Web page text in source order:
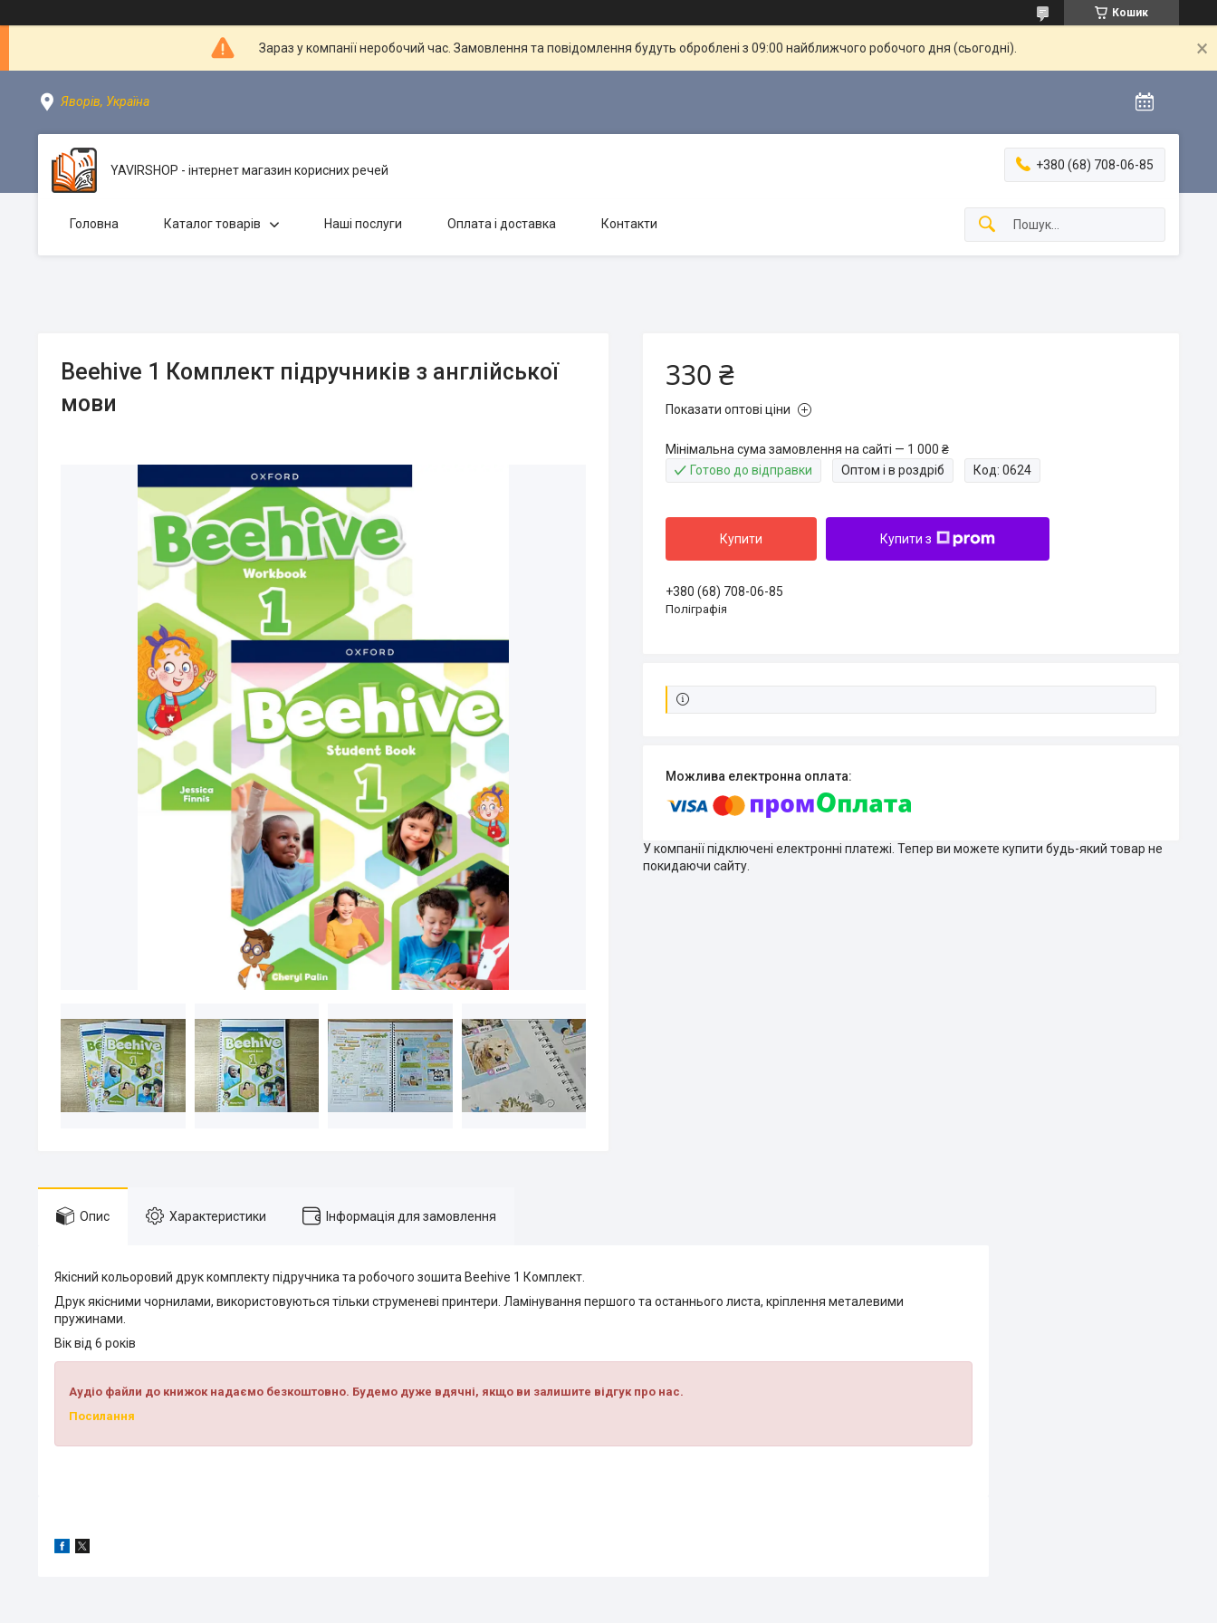
Кошик
Зараз у компанії неробочий час. Замовлення та повідомлення будуть оброблені з 09:00 найближчого робочого дня (сьогодні).
Яворів, Україна
YAVIRSHOP - інтернет магазин корисних речей +380 (68) 708-06-85
Головна Каталог товарів Наші послуги Оплата і доставка Контакти
Beehive 1 Комплект підручників з англійської
мови
330 ₴
Показати оптові ціни
Мінімальна сума замовлення на сайті — 1 000 ₴
Готово до відправки
Оптом і в роздріб Код: 0624
Купити Купити з
+380 (68) 708-06-85
Поліграфія
У компанії підключені електронні платежі. Тепер ви можете купити будь-який товар не
покидаючи сайту.
Опис Характеристики Інформація для замовлення
Якісний кольоровий друк комплекту підручника та робочого зошита Beehive 1 Комплект.
Друк якісними чорнилами, використовуються тільки струменеві принтери. Ламінування першого та останнього листа, кріплення металевими
пружинами.
Вік від 6 років
Аудіо файли до книжок надаємо безкоштовно. Будемо дуже вдячні, якщо ви залишите відгук про нас.
Посилання